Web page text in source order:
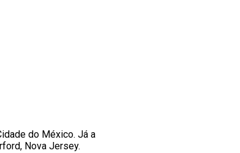
do México. Já a
Nova Jersey.